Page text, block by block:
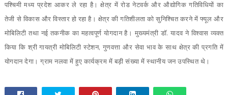
पश्चिमी मध्य प्रदेश आकर ले रहा है। क्षेत्र में रोड नेटवर्क और औद्योगिक गतिविधियों का
तेजी से विकास और विस्तार हो रहा है। क्षेत्र की गतिशीलता को सुनिश्चित करने में फ्यूल और
मोबिलिटी तथा नई तकनीक का महत्वपूर्ण योगदान है। मुख्यमंत्री डॉ. यादव ने विश्वास व्यक्त
किया कि श्री गायत्री मोबिलिटी स्टेशन, गुणवत्ता और सेवा भाव के साथ क्षेत्र की प्रगति में
योगदान देगा। ग्राम नलवा में हुए कार्यक्रम में बड़ी संख्या में स्थानीय जन उपस्थित थे।